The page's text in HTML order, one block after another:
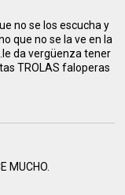
no se los escucha y
que no se la ve en la
da vergüenza tener
TROLAS faloperas
MUCHO.